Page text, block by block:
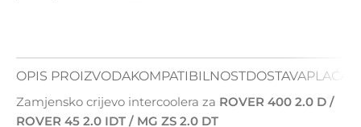
OPIS PROIZVODAKOMPATIBILNOSTDOSTAVA
Zamjensko crijevo intercoolera za ROVER 400 2.0 D /
ROVER 45 2.0 IDT / MG ZS 2.0 DT